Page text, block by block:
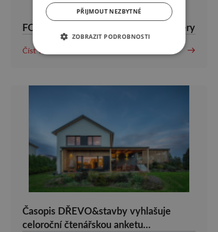
FOR ARCH má nové zahraniční partnery
Číst více
Časopis DŘEVO&stavby vyhlašuje
celoroční čtenářskou anketu
PŘIJMOUT NEZBYTNÉ
ZOBRAZIT PODROBNOSTI